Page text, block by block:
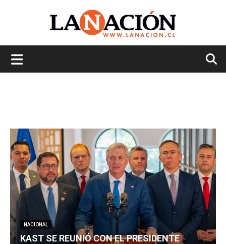
NACIONAL
KAST SE REUNIÓ CON EL PRESIDENTE